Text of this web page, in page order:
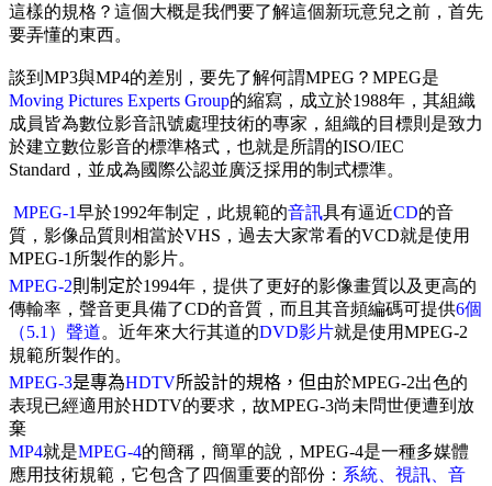
這樣的規格？這個大概是我們要了解這個新玩意兒之前，首先
要弄懂的東西。
談到MP3與MP4的差別，要先了解何謂MPEG？MPEG是
Moving Pictures Experts Group的縮寫，成立於1988年，其組織
成員皆為數位影音訊號處理技術的專家，組織的目標則是致力
於建立數位影音的標準格式，也就是所謂的ISO/IEC
Standard，並成為國際公認並廣泛採用的制式標準。
MPEG-1早於1992年制定，此規範的音訊具有逼近CD的音
質，影像品質則相當於VHS，過去大家常看的VCD就是使用
MPEG-1所製作的影片。
MPEG-2則制定於1994年，提供了更好的影像畫質以及更高的
傳輸率，聲音更具備了CD的音質，而且其音頻編碼可提供6個
（5.1）聲道。近年來大行其道的DVD影片就是使用MPEG-2
規範所製作的。
MPEG-3是專為HDTV所設計的規格，但由於MPEG-2出色的
表現已經適用於HDTV的要求，故MPEG-3尚未問世便遭到放
棄
MP4就是MPEG-4的簡稱，簡單的說，MPEG-4是一種多媒體
應用技術規範，它包含了四個重要的部份： 系統、視訊、音